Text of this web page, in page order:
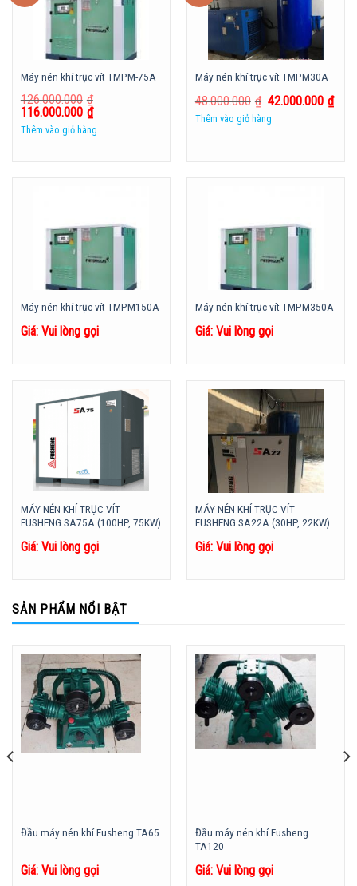
Máy nén khí trục vít TMPM-75A
126.000.000 ₫
116.000.000 ₫
Thêm vào giỏ hàng
Máy nén khí trục vít TMPM30A
48.000.000 ₫ 42.000.000 ₫
Thêm vào giỏ hàng
Máy nén khí trục vít TMPM150A
Giá: Vui lòng gọi
Máy nén khí trục vít TMPM350A
Giá: Vui lòng gọi
MÁY NÉN KHÍ TRỤC VÍT
FUSHENG SA75A (100HP, 75KW)
Giá: Vui lòng gọi
MÁY NÉN KHÍ TRỤC VÍT
FUSHENG SA22A (30HP, 22KW)
Giá: Vui lòng gọi
SẢN PHẨM NỔI BẬT
Đầu máy nén khí Fusheng TA65
Giá: Vui lòng gọi
Đầu máy nén khí Fusheng
TA120
Giá: Vui lòng gọi